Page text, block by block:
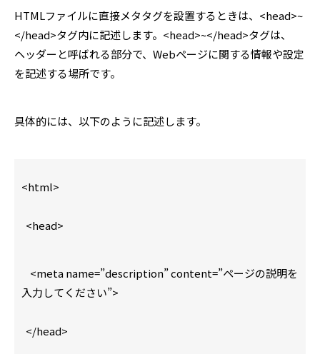
HTMLファイルに直接メタタグを設置するときは、<head>~
</head>タグ内に記述します。<head>~</head>タグは、
ヘッダーと呼ばれる部分で、Webページに関する情報や設定
を記述する場所です。
具体的には、以下のように記述します。
<html>
<head>
<meta name=”description” content=”ページの説明を
入力してください”>
</head>